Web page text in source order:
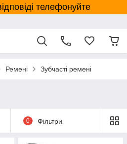
телефонуйте
Ремені Зубчасті ремені
0 Фільтри